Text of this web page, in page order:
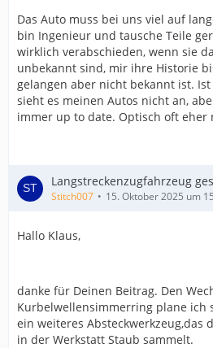
Das Auto muss bei uns viel auf
bin Ingenieur und tausche Teile
wirklich verabschieden, wenn sie
unbekannt sind, mir ihre Historie
gelangen aber nicht bekannt ist.
sieht es meinen Autos nicht an,
immer up to date. Optisch oft eher
Langstreckenzugfahrzeug
Stitch007 15. Oktober 2025 um
Hallo Klaus,
danke für Deinen Beitrag. Den
Kurbelwellensimmerring plane ich
ein weiteres Absteckwerkzeug,das
in der Werkstatt Staub sammelt.